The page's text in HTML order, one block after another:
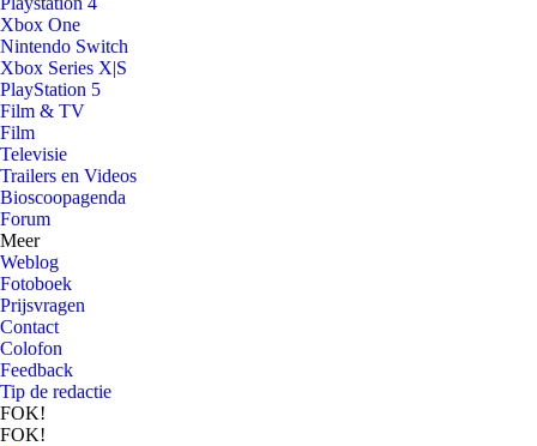
Xbox One
Nintendo Switch
Xbox Series X|S
PlayStation 5
Film & TV
Film
Televisie
Trailers en Videos
Bioscoopagenda
Forum
Meer
Weblog
Fotoboek
Prijsvragen
Contact
Colofon
Feedback
Tip de redactie
FOK!
FOK!